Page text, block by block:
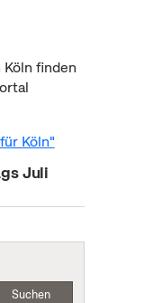
finden
Köln"
Juli
Suchen